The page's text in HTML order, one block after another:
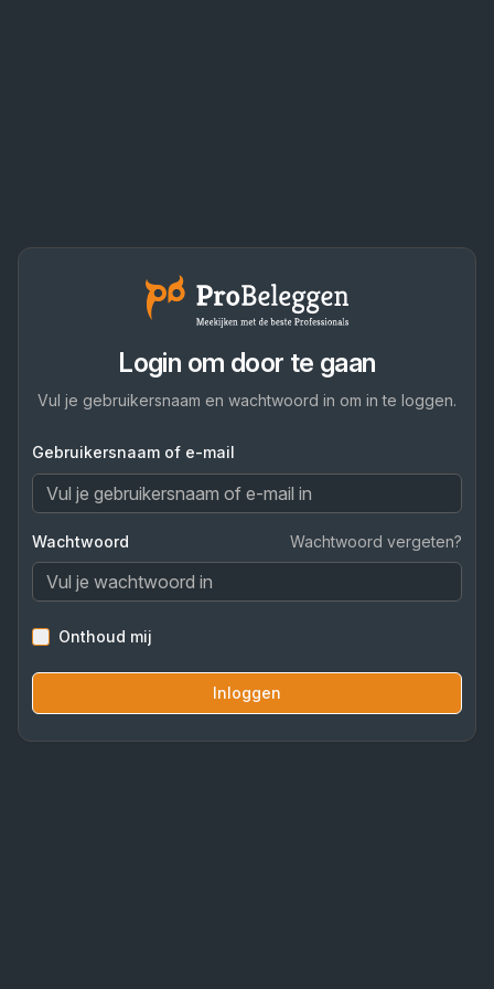
Login om door te gaan
Vul je gebruikersnaam en wachtwoord in om in te loggen.
Gebruikersnaam of e-mail
Wachtwoord Wachtwoord vergeten?
Onthoud mij
Inloggen